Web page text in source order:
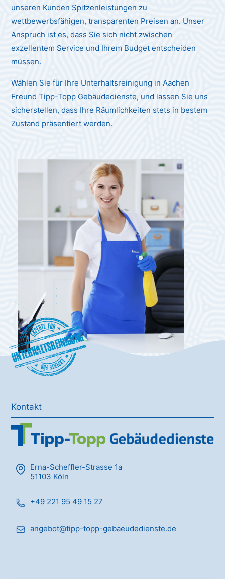
unseren Kunden Spitzenleistungen zu
wettbewerbsfähigen, transparenten Preisen an. Unser
Anspruch ist es, dass Sie sich nicht zwischen
exzellentem Service und Ihrem Budget entscheiden
müssen.
Wählen Sie für Ihre Unterhaltsreinigung in Aachen
Freund Tipp-Topp Gebäudedienste, und lassen Sie uns
sicherstellen, dass Ihre Räumlichkeiten stets in bestem
Zustand präsentiert werden.
Unterhaltsreinigung
Kontakt
Erna-Scheffler-Strasse 1a
51103 Köln
+49 221 95 49 15 27
angebot@tipp-topp-gebaeudedienste.de